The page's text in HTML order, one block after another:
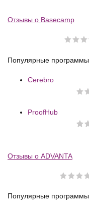
Отзывы о Basecamp
Популярные программы
Cerebro
ProofHub
Отзывы о ADVANTA
Популярные программы